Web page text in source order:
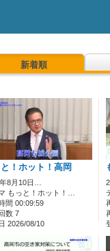
新着順
！ホット！高岡
8月10日…
もっと！ホット！…
間 00:09:59
数 7
2026/08/10